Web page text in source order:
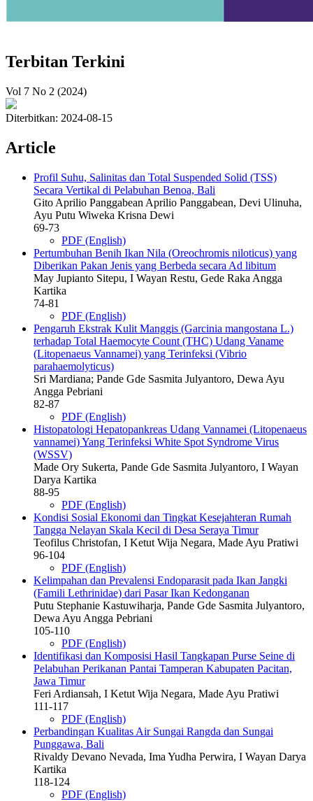
Terbitan Terkini
Vol 7 No 2 (2024)
Diterbitkan: 2024-08-15
Article
Profil Suhu, Salinitas dan Total Suspended Solid (TSS)
Secara Vertikal di Pelabuhan Benoa, Bali
Gito Aprilio Panggabean Aprilio Panggabean, Devi Ulinuha,
Ayu Putu Wiweka Krisna Dewi
69-73
PDF (English)
Pertumbuhan Benih Ikan Nila (Oreochromis niloticus) yang
Diberikan Pakan Jenis yang Berbeda secara Ad libitum
May Jupianto Sitepu, I Wayan Restu, Gede Raka Angga
Kartika
74-81
PDF (English)
Pengaruh Ekstrak Kulit Manggis (Garcinia mangostana L.)
terhadap Total Haemocyte Count (THC) Udang Vaname
(Litopenaeus Vannamei) yang Terinfeksi (Vibrio
parahaemolyticus)
Sri Mardiana; Pande Gde Sasmita Julyantoro, Dewa Ayu
Angga Pebriani
82-87
PDF (English)
Histopatologi Hepatopankreas Udang Vannamei (Litopenaeus
vannamei) Yang Terinfeksi White Spot Syndrome Virus
(WSSV)
Made Ory Sukerta, Pande Gde Sasmita Julyantoro, I Wayan
Darya Kartika
88-95
PDF (English)
Kondisi Sosial Ekonomi dan Tingkat Kesejahteran Rumah
Tangga Nelayan Skala Kecil di Desa Seraya Timur
Teofilus Christofan, I Ketut Wija Negara, Made Ayu Pratiwi
96-104
PDF (English)
Kelimpahan dan Prevalensi Endoparasit pada Ikan Jangki
(Famili Lethrinidae) dari Pasar Ikan Kedonganan
Putu Stephanie Kastuwiharja, Pande Gde Sasmita Julyantoro,
Dewa Ayu Angga Pebriani
105-110
PDF (English)
Identifikasi dan Komposisi Hasil Tangkapan Purse Seine di
Pelabuhan Perikanan Pantai Tamperan Kabupaten Pacitan,
Jawa Timur
Feri Ardiansah, I Ketut Wija Negara, Made Ayu Pratiwi
111-117
PDF (English)
Perbandingan Kualitas Air Sungai Rangda dan Sungai
Punggawa, Bali
Rivaldy Devano Nevada, Ima Yudha Perwira, I Wayan Darya
Kartika
118-124
PDF (English)